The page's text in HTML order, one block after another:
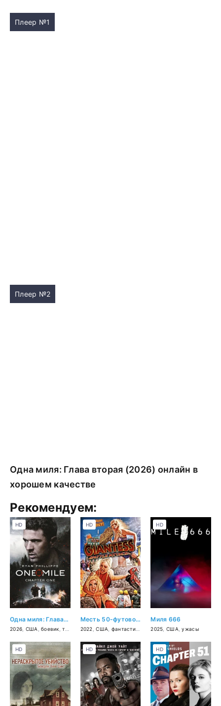
Плеер №1
Плеер №2
Одна миля: Глава вторая (2026) онлайн в
хорошем качестве
Рекомендуем:
Одна миля: Глава первая
2026 США ,боевик ,триллер ,драма,приключения
HD
Месть 50-футовой вебкамщицы
2022 ,США фантастика фэнтези ,комедия
HD
Миля 666
2025 США ,ужасы
HD
HD HD HD